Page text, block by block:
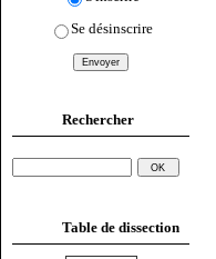
Se désinscrire
Rechercher
Table de dissection